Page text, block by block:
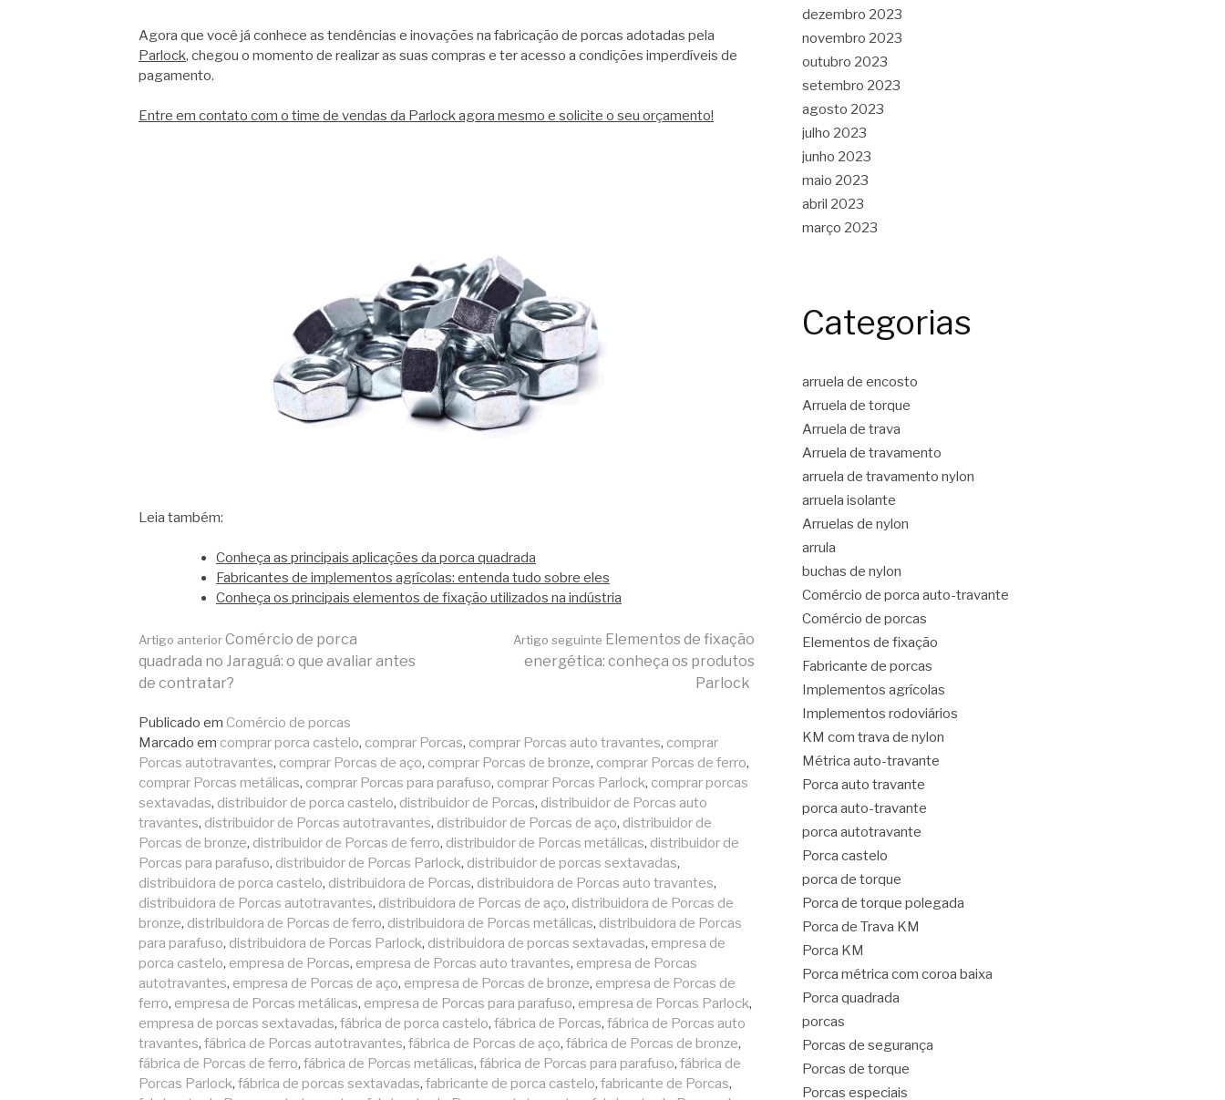
Agora que você já conhece as tendências e inovações na fabricação de porcas adotadas pela
Parlock, chegou o momento de realizar as suas compras e ter acesso a condições imperdíveis de
pagamento.
Entre em contato com o time de vendas da Parlock agora mesmo e solicite o seu orçamento!
Leia também:
Conheça as principais aplicações da porca quadrada
Fabricantes de implementos agrícolas: entenda tudo sobre eles
Conheça os principais elementos de fixação utilizados na indústria
Continue
lendo
Artigo anteriorComércio de porca
quadrada no Jaraguá: o que avaliar antes
de contratar?
Artigo seguinte Elementos de fixação
energética: conheça os produtos
Parlock
Publicado em Comércio de porcas
Marcado em comprar porca castelo, comprar Porcas, comprar Porcas auto travantes, comprar
Porcas autotravantes, comprar Porcas de aço, comprar Porcas de bronze, comprar Porcas de ferro,
comprar Porcas metálicas, comprar Porcas para parafuso, comprar Porcas Parlock, comprar porcas
sextavadas, distribuidor de porca castelo, distribuidor de Porcas, distribuidor de Porcas auto
travantes, distribuidor de Porcas autotravantes, distribuidor de Porcas de aço, distribuidor de
Porcas de bronze, distribuidor de Porcas de ferro, distribuidor de Porcas metálicas, distribuidor de
Porcas para parafuso, distribuidor de Porcas Parlock, distribuidor de porcas sextavadas,
distribuidora de porca castelo, distribuidora de Porcas, distribuidora de Porcas auto travantes,
distribuidora de Porcas autotravantes, distribuidora de Porcas de aço, distribuidora de Porcas de
bronze, distribuidora de Porcas de ferro, distribuidora de Porcas metálicas, distribuidora de Porcas
para parafuso, distribuidora de Porcas Parlock, distribuidora de porcas sextavadas, empresa de
porca castelo, empresa de Porcas, empresa de Porcas auto travantes, empresa de Porcas
autotravantes, empresa de Porcas de aço, empresa de Porcas de bronze, empresa de Porcas de
ferro, empresa de Porcas metálicas, empresa de Porcas para parafuso, empresa de Porcas Parlock,
empresa de porcas sextavadas, fábrica de porca castelo, fábrica de Porcas, fábrica de Porcas auto
travantes, fábrica de Porcas autotravantes, fábrica de Porcas de aço, fábrica de Porcas de bronze,
fábrica de Porcas de ferro, fábrica de Porcas metálicas, fábrica de Porcas para parafuso, fábrica de
Porcas Parlock, fábrica de porcas sextavadas, fabricante de porca castelo, fabricante de Porcas,
dezembro 2023
novembro 2023
outubro 2023
setembro 2023
agosto 2023
julho 2023
junho 2023
maio 2023
abril 2023
março 2023
Categorias
arruela de encosto
Arruela de torque
Arruela de trava
Arruela de travamento
arruela de travamento nylon
arruela isolante
Arruelas de nylon
arrula
buchas de nylon
Comércio de porca auto-travante
Comércio de porcas
Elementos de fixação
Fabricante de porcas
Implementos agrícolas
Implementos rodoviários
KM com trava de nylon
Métrica auto-travante
Porca auto travante
porca auto-travante
porca autotravante
Porca castelo
porca de torque
Porca de torque polegada
Porca de Trava KM
Porca KM
Porca métrica com coroa baixa
Porca quadrada
porcas
Porcas de segurança
Porcas de torque
Porcas especiais